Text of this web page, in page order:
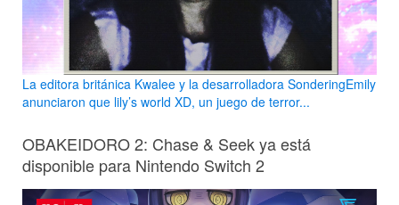
La editora británica Kwalee y la desarrolladora SonderingEmily
anunciaron que lily’s world XD, un juego de terror...
OBAKEIDORO 2: Chase & Seek ya está
disponible para Nintendo Switch 2